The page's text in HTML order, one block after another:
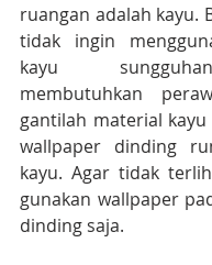
ruangan adalah kayu.
tidak ingin
kayu
membutuhkan
gantilah material
wallpaper dinding
kayu. Agar tidak
gunakan wallpaper
dinding saja.